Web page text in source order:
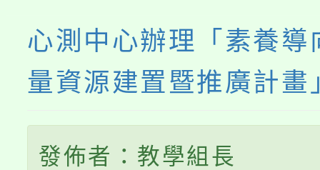
心測中心辦理「素養導
量資源建置暨推廣計畫
發佈者：教學組長